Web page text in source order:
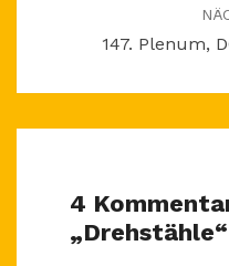
147. Plenum,
4
„Drehstähle“